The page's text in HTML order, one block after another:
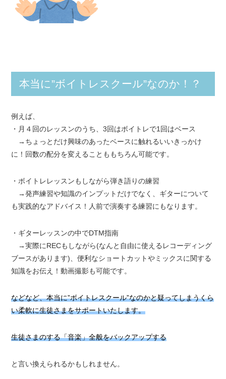
本当に”ボイトレスクール”なのか！？
例えば、
・月４回のレッスンのうち、3回はボイトレで1回はベース
→ちょっとだけ興味のあったベースに触れるいいきっかけ
に！回数の配分を変えることももちろん可能です。
・ボイトレレッスンもしながら弾き語りの練習
→発声練習や知識のインプットだけでなく、ギターについて
も実践的なアドバイス！人前で演奏する練習にもなります。
・ギターレッスンの中でDTM指南
→実際にRECもしながら(なんと自由に使えるレコーディング
ブースがあります)、便利なショートカットやミックスに関する
知識をお伝え！動画撮影も可能です。
などなど、本当に”ボイトレスクール”なのかと疑ってしまうくら
い柔軟に生徒さまをサポートいたします。
生徒さまのする「音楽」全般をバックアップする
と言い換えられるかもしれません。